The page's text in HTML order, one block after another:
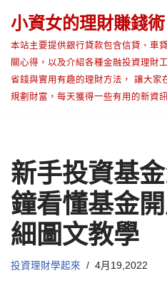
Skip
to
content
小資女的理財賺錢術
本站主要提供銀行貸款包含信貸、車
關心得，以及介紹各種金融投資理財
省錢與實用有趣的理財方法， 讓大家
規劃財富，每天獲得一些有用的新資訊
新手投資基
鐘看懂基金
細圖文教學
投資理財學起來 4月19,2022